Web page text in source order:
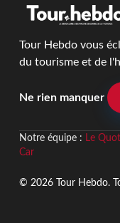
Tour Hebdo vous
du tourisme et de
Ne rien manquer
Notre équipe : Le
Car
© 2026 Tour Hebdo.